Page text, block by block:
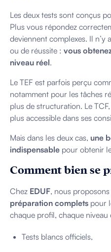
Les deux tests sont conçus
Plus vous répondez
deviennent complexes. Il n’y
ou de réussite : vous
niveau réel.
Le TEF est parfois perçu
notamment pour les tâches
plus de structuration. Le
plus accessible dans ses
Mais dans les deux cas, une
indispensable pour obtenir
Comment bien se
Chez EDUF, nous proposons
préparation complets pour
chaque profil, chaque niveau
Tests blancs officiels,